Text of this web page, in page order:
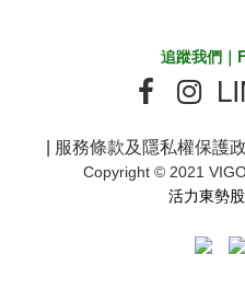
追蹤我們｜
| 服務條款及隱私權保護
Copyright © 2021
活力東勢